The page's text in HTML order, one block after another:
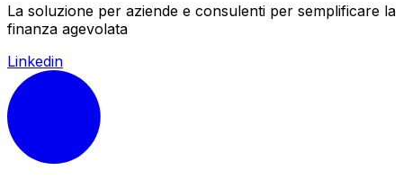
La soluzione per aziende e consulenti per semplificare la
finanza agevolata
Linkedin